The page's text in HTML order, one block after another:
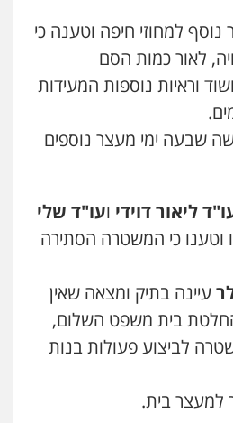
אטיאס
פשיעה חמורה צווארון לבן
כהן
חמורה סמים והימורים
דין טאי שרקי
משרד עורכי דין
למחוזי חיפה וטענה כי
לאור כמות הסם
וראיות נוספות המעידות
שבעה ימי מעצר נוספים
ליאור דוידי ועו"ד שלי
וטענו כי המשטרה הסתירה
עיינה בתיק ומצאה שאין
בית משפט השלום,
לביצוע פעולות בנות
למעצר בית.
מסרי
אביטל
– משרד עורכי דין
וחקירות
קניג